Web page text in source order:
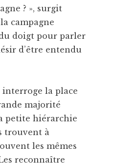
? », surgit
campagne
doigt pour parler
d’être entendu
la place
majorité
petite hiérarchie
trouvent à
les mêmes
reconnaître